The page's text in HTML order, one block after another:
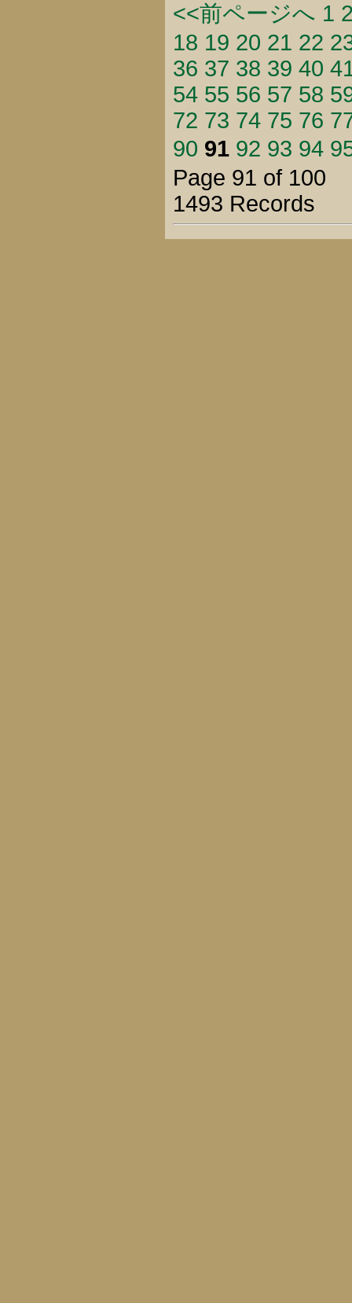
<<前ページへ 1
18 19 20 21 22
36 37 38 39 40
54 55 56 57 58
72 73 74 75 76
90 91 92 93 94
Page 91 of 100
1493 Records